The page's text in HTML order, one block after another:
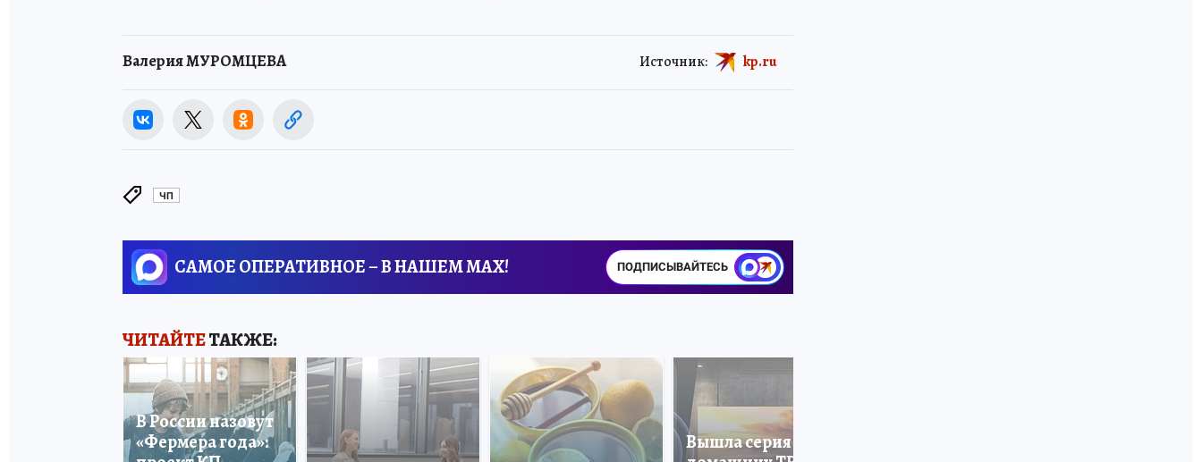
Валерия МУРОМЦЕВА Источник: kp.ru
ЧП
САМОЕ ОПЕРАТИВНОЕ – В НАШЕМ MAX! ПОДПИСЫВАЙТЕСЬ
ЧИТАЙТЕТАКЖЕ:
В России назовут
«Фермера года»:
Вышла серия